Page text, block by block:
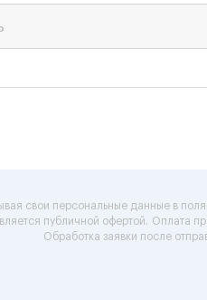
свои персональные данные в
публичной офертой. Оплата
Обработка заявки после